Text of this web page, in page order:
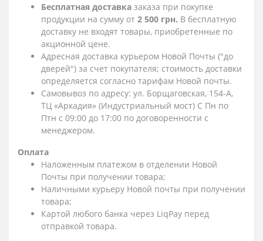
Бесплатная доставка заказа при покупке
продукции на сумму от 2 500 грн. В бесплатную
доставку не входят товары, приобретенные по
акционной цене.
Адресная доставка курьером Новой Почты ("до
дверей") за счет покупателя; стоимость доставки
определяется согласно тарифам Новой почты.
Самовывоз по адресу: ул. Борщаговская, 154-А,
ТЦ «Аркадия» (Индустриальный мост) С Пн по
Птн с 09:00 до 17:00 по договоренности с
менеджером.
Оплата
Наложенным платежом в отделении Новой
Почты при получении товара;
Наличными курьеру Новой почты при получении
товара;
Картой любого банка через LiqPay перед
отправкой товара.